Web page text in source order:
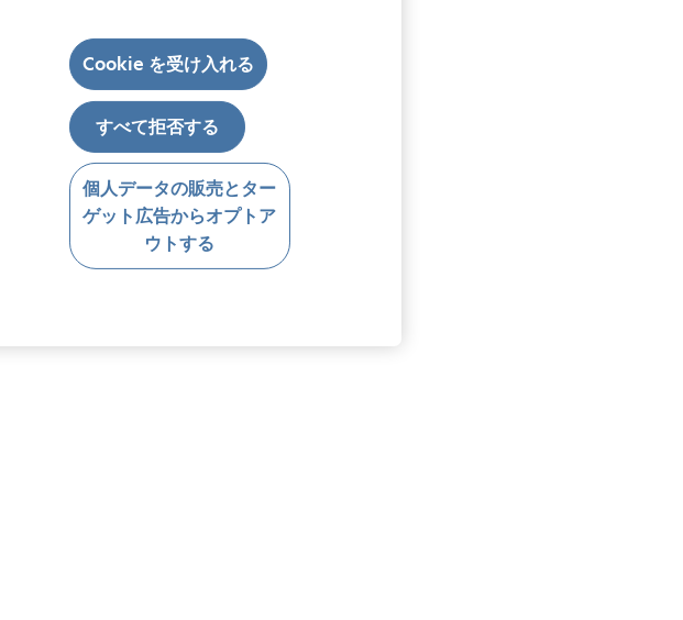
Cookie を受け入れる
すべて拒否する
個人データの販売とター
ゲット広告からオプトア
ウトする